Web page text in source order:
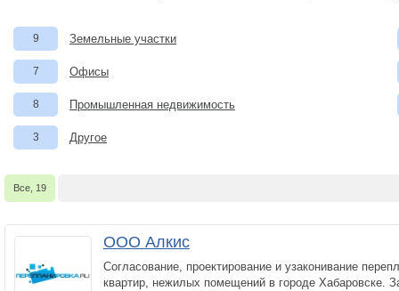
9 Земельные участки
7 Офисы
8 Промышленная недвижимость
3 Другое
Все, 19
ООО Алкис
Согласование, проектирование и узаконивание
квартир, нежилых помещений в городе Хабаровске.